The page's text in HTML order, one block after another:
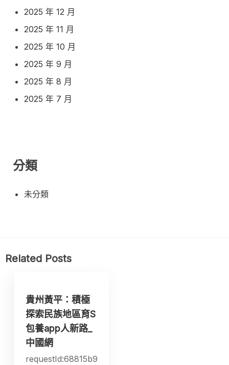
2025 年 12 月
2025 年 11 月
2025 年 10 月
2025 年 9 月
2025 年 8 月
2025 年 7 月
分類
未分類
Related Posts
貴州黃平：積極
探索民族地區育S
包養app人新路_
中國網
requestId:68815b9